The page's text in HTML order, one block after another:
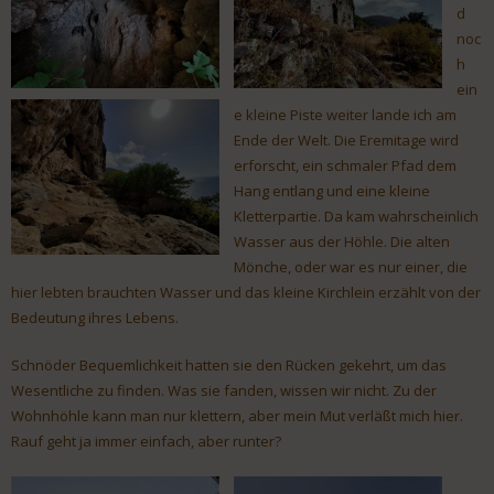
d
noc
h
ein
e kleine Piste weiter lande ich am
Ende der Welt. Die Eremitage wird
erforscht, ein schmaler Pfad dem
Hang entlang und eine kleine
Kletterpartie. Da kam wahrscheinlich
Wasser aus der Höhle. Die alten
Mönche, oder war es nur einer, die
hier lebten brauchten Wasser und das kleine Kirchlein erzählt von der
Bedeutung ihres Lebens.
Schnöder Bequemlichkeit hatten sie den Rücken gekehrt, um das
Wesentliche zu finden. Was sie fanden, wissen wir nicht. Zu der
Wohnhöhle kann man nur klettern, aber mein Mut verläßt mich hier.
Rauf geht ja immer einfach, aber runter?